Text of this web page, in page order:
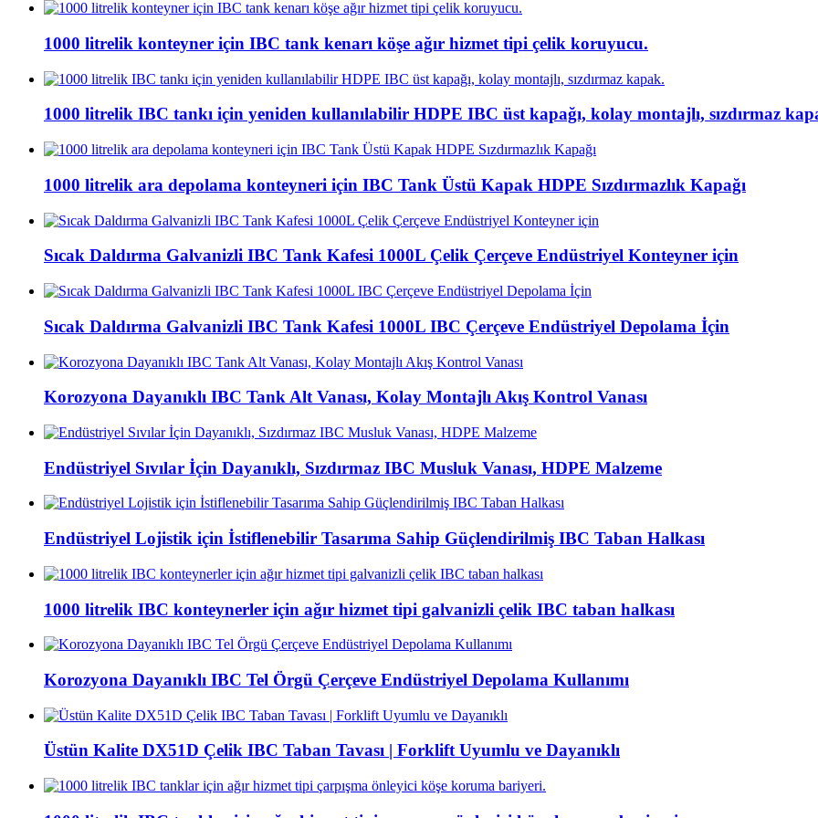
1000 litrelik konteyner için IBC tank kenarı köşe ağır hizmet tipi çelik koruyucu.
1000 litrelik IBC tankı için yeniden kullanılabilir HDPE IBC üst kapağı, kolay montajlı, sızdırmaz
1000 litrelik ara depolama konteyneri için IBC Tank Üstü Kapak HDPE Sızdırmazlık Kapağı
Sıcak Daldırma Galvanizli IBC Tank Kafesi 1000L Çelik Çerçeve Endüstriyel Konteyner için
Sıcak Daldırma Galvanizli IBC Tank Kafesi 1000L IBC Çerçeve Endüstriyel Depolama İçin
Korozyona Dayanıklı IBC Tank Alt Vanası, Kolay Montajlı Akış Kontrol Vanası
Endüstriyel Sıvılar İçin Dayanıklı, Sızdırmaz IBC Musluk Vanası, HDPE Malzeme
Endüstriyel Lojistik için İstiflenebilir Tasarıma Sahip Güçlendirilmiş IBC Taban Halkası
1000 litrelik IBC konteynerler için ağır hizmet tipi galvanizli çelik IBC taban halkası
Korozyona Dayanıklı IBC Tel Örgü Çerçeve Endüstriyel Depolama Kullanımı
Üstün Kalite DX51D Çelik IBC Taban Tavası | Forklift Uyumlu ve Dayanıklı